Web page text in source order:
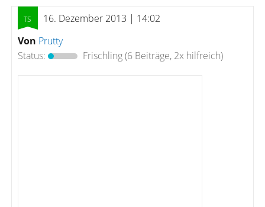
16. Dezember 2013 | 14:02
Von Prutty
Status:
Frischling(6 Beiträge, 2x hilfreich)